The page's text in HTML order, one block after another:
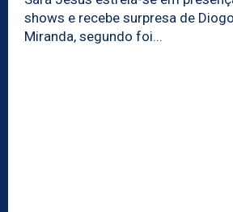
shows e recebe surpresa de
Miranda, segundo foi...